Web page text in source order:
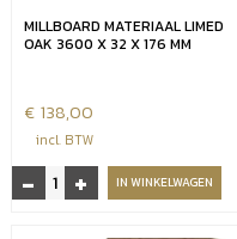
MILLBOARD MATERIAAL LIMED
OAK 3600 X 32 X 176 MM
€ 138,00
incl. BTW
-
Millboard
materiaal
+ IN WINKELWAGEN